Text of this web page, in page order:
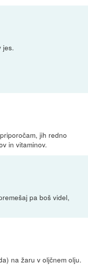
jes.
jih redno
in vitaminov.
pa boš videl,
na žaru v oljčnem olju.